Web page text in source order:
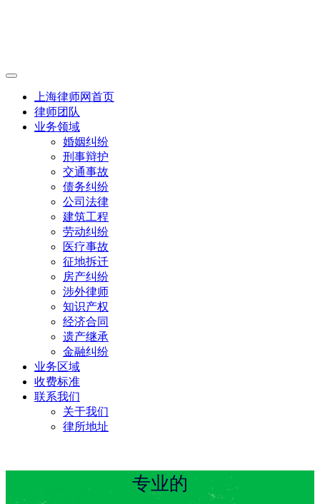
上海律师网首页
律师团队
业务领域
婚姻纠纷
刑事辩护
交通事故
债务纠纷
公司法律
建筑工程
劳动纠纷
医疗事故
征地拆迁
房产纠纷
涉外律师
知识产权
经济合同
遗产继承
金融纠纷
业务区域
收费标准
联系我们
关于我们
律所地址
专业的